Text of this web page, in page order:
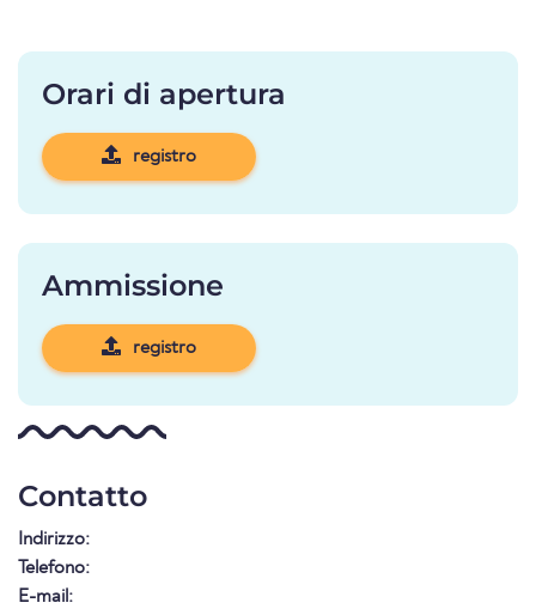
Orari di apertura
registro
Ammissione
registro
Contatto
Indirizzo:
Telefono:
E-mail: